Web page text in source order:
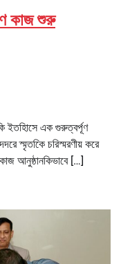
কাজ শুরু
ইতহিাসে এক গুরুত্বর্পূণ
স্মৃতকিে চরিস্মরণীয় করে
আনুষ্ঠানকিভাবে […]